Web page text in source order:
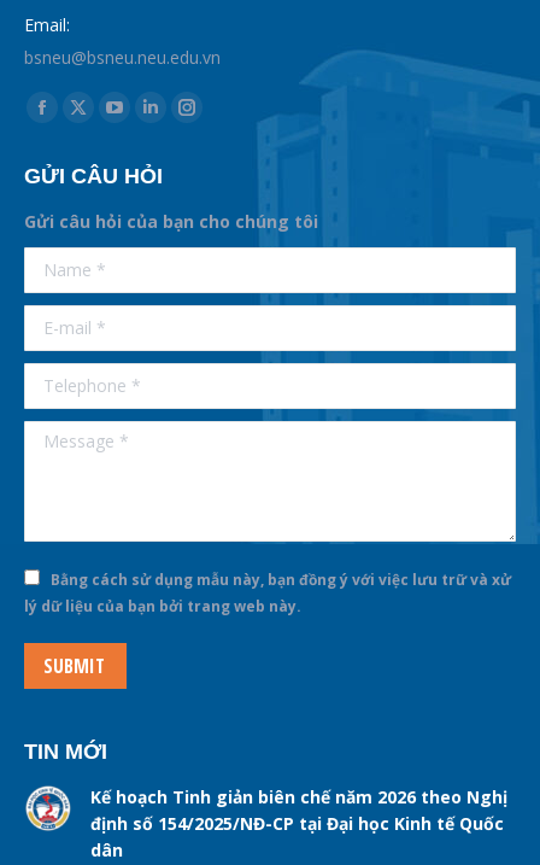
Email:
bsneu@bsneu.neu.edu.vn
Find us on:
Facebook
opens
in
new
window
X
opens
in
new
window
YouTube
opens
in
new
Linkedin
opens
in
new
Instagram
in
new
GỬI CÂU HỎI
Gửi câu hỏi của bạn cho chúng tôi
supertotobet
betist
Name *
E-mail *
Telephone *
Message *
Bằng cách sử dụng mẫu này, bạn đồng ý với việc lưu trữ và xử
lý dữ liệu của bạn bởi trang web này.
SUBMIT
TIN MỚI
Kế hoạch Tinh giản biên chế năm 2026 theo Nghị
định số 154/2025/NĐ-CP tại Đại học Kinh tế Quốc
dân